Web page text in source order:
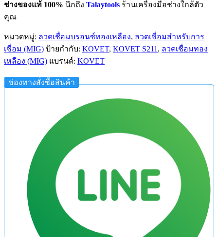
ช่างของแท้ 100% นึกถึง Talaytools ร้านเครื่องมือช่างใกล้ตัว
คุณ
หมวดหมู่: ลวดเชื่อมบรอนซ์ทองเหลือง, ลวดเชื่อมสำหรับการ
เชื่อม (MIG) ป้ายกำกับ: KOVET, KOVET S211 , ลวดเชื่อมทอง
เหลือง (MIG) แบรนด์: KOVET
ช่องทางสั่งซื้อสินค้า